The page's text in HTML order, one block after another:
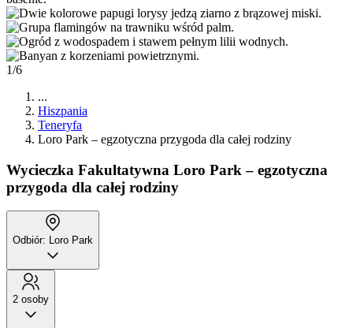
1/6
...
Hiszpania
Teneryfa
Loro Park – egzotyczna przygoda dla całej rodziny
Wycieczka Fakultatywna Loro Park – egzotyczna
przygoda dla całej rodziny
Odbiór: Loro Park
2 osoby